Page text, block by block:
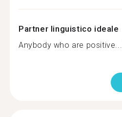
Partner linguistico ideale
Anybody who are positive...